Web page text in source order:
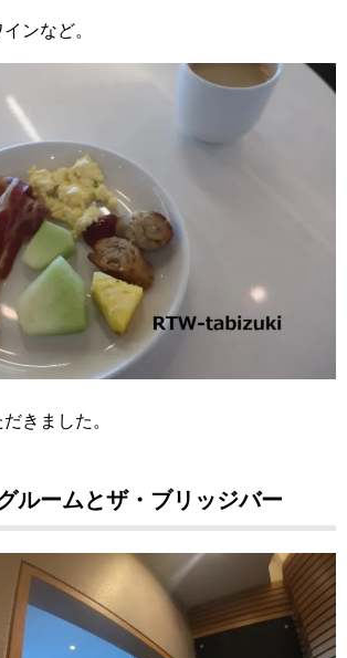
ンなど。
きました。
ルームとザ・ブリッジバー